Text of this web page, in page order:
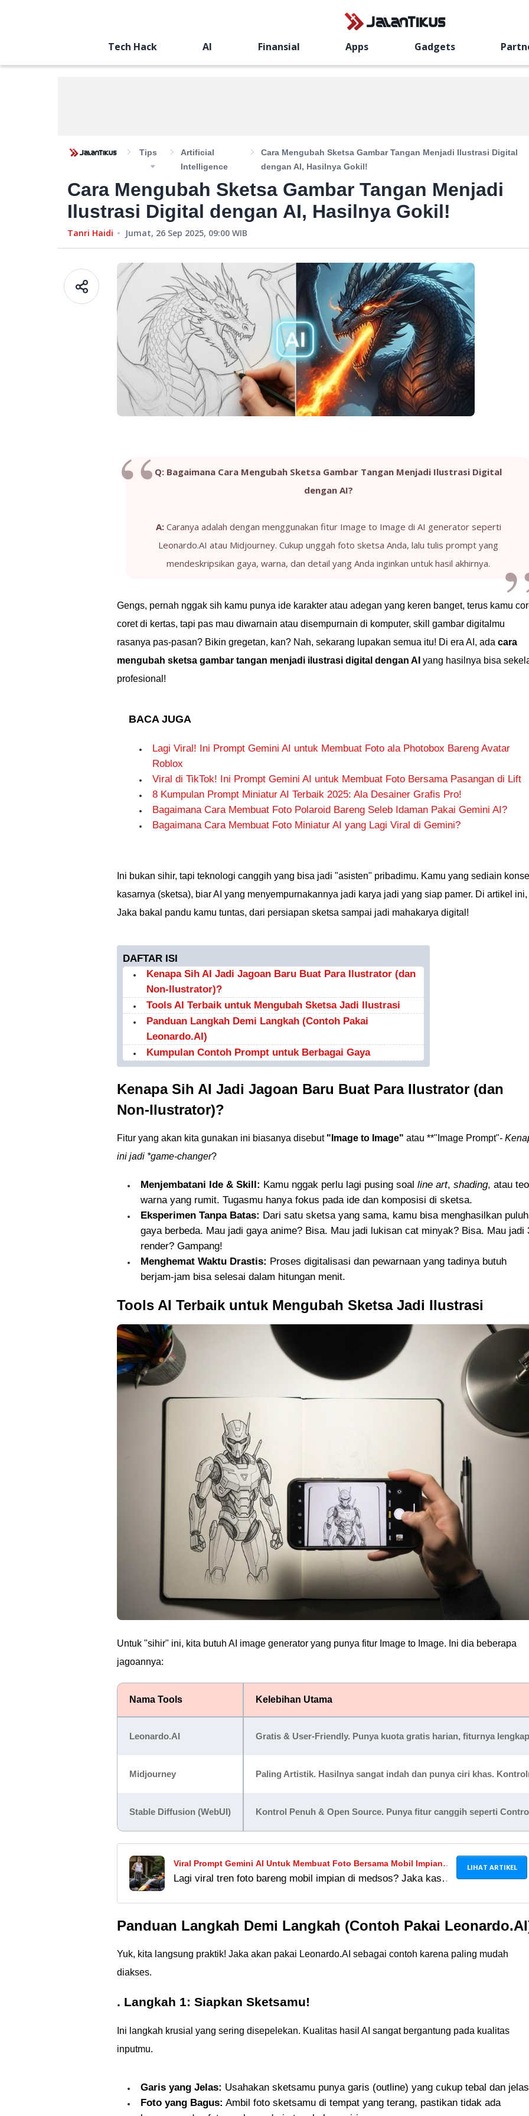
Tech Hack AI Finansial Apps Gadgets
Tips
Artificial
Intelligence
Cara Mengubah Sketsa Gambar Tangan Menjadi Ilustrasi Digital
dengan AI, Hasilnya Gokil!
Cara Mengubah Sketsa Gambar Tangan Menjadi
Ilustrasi Digital dengan AI, Hasilnya Gokil!
Tanri Haidi Jumat, 26 Sep 2025, 09:00 WIB
Q: Bagaimana Cara Mengubah Sketsa Gambar Tangan Menjadi Ilustrasi Digital
dengan AI?
A:Caranya adalah dengan menggunakan fitur Image to Image di AI generator seperti
Leonardo.AI atau Midjourney. Cukup unggah foto sketsa Anda, lalu tulis prompt yang
mendeskripsikan gaya, warna, dan detail yang Anda inginkan untuk hasil akhirnya.
Gengs, pernah nggak sih kamu punya ide karakter atau adegan yang keren banget, terus kamu
coret di kertas, tapi pas mau diwarnain atau disempurnain di komputer, skill gambar digitalmu
rasanya pas-pasan? Bikin gregetan, kan? Nah, sekarang lupakan semua itu! Di era AI, ada cara
mengubah sketsa gambar tangan menjadi ilustrasi digital dengan AI yang hasilnya bisa
profesional!
BACA JUGA
Lagi Viral! Ini Prompt Gemini AI untuk Membuat Foto ala Photobox Bareng Avatar
Roblox
Viral di TikTok! Ini Prompt Gemini AI untuk Membuat Foto Bersama Pasangan di Lift
8 Kumpulan Prompt Miniatur AI Terbaik 2025: Ala Desainer Grafis Pro!
Bagaimana Cara Membuat Foto Polaroid Bareng Seleb Idaman Pakai Gemini AI?
Bagaimana Cara Membuat Foto Miniatur AI yang Lagi Viral di Gemini?
Ini bukan sihir, tapi teknologi canggih yang bisa jadi "asisten" pribadimu. Kamu yang sediain
kasarnya (sketsa), biar AI yang menyempurnakannya jadi karya jadi yang siap pamer. Di artikel ini,
Jaka bakal pandu kamu tuntas, dari persiapan sketsa sampai jadi mahakarya digital!
DAFTAR ISI
Kenapa Sih AI Jadi Jagoan Baru Buat Para Ilustrator (dan
Non-Ilustrator)?
Tools AI Terbaik untuk Mengubah Sketsa Jadi Ilustrasi
Panduan Langkah Demi Langkah (Contoh Pakai
Leonardo.AI)
Kumpulan Contoh Prompt untuk Berbagai Gaya
Kenapa Sih AI Jadi Jagoan Baru Buat Para Ilustrator (dan
Non-Ilustrator)?
Fitur yang akan kita gunakan ini biasanya disebut "Image to Image" atau **"Image Prompt"-
ini jadi *game-changer?
Menjembatani Ide & Skill: Kamu nggak perlu lagi pusing soal line art, shading, atau
warna yang rumit. Tugasmu hanya fokus pada ide dan komposisi di sketsa.
Eksperimen Tanpa Batas: Dari satu sketsa yang sama, kamu bisa menghasilkan
gaya berbeda. Mau jadi gaya anime? Bisa. Mau jadi lukisan cat minyak? Bisa. Mau jadi
render? Gampang!
Menghemat Waktu Drastis: Proses digitalisasi dan pewarnaan yang tadinya butuh
berjam-jam bisa selesai dalam hitungan menit.
Tools AI Terbaik untuk Mengubah Sketsa Jadi Ilustrasi
Untuk "sihir" ini, kita butuh AI image generator yang punya fitur Image to Image. Ini dia beberapa
jagoannya:
Nama Tools Kelebihan Utama
Leonardo.AI Gratis & User-Friendly. Punya kuota gratis harian, fiturnya
Midjourney Paling Artistik. Hasilnya sangat indah dan punya ciri khas.
Stable Diffusion (WebUI) Kontrol Penuh & Open Source. Punya fitur canggih seperti
Viral Prompt Gemini AI Untuk Membuat Foto Bersama Mobil Impian,
Hasilnya Dijamin Realistis!
Lagi viral tren foto bareng mobil impian di medsos? Jaka kasih
LIHAT ARTIKEL
Panduan Langkah Demi Langkah (Contoh Pakai
Yuk, kita langsung praktik! Jaka akan pakai Leonardo.AI sebagai contoh karena paling mudah
diakses.
. Langkah 1: Siapkan Sketsamu!
Ini langkah krusial yang sering disepelekan. Kualitas hasil AI sangat bergantung pada kualitas
inputmu.
Garis yang Jelas: Usahakan sketsamu punya garis (outline) yang cukup tebal dan
Foto yang Bagus: Ambil foto sketsamu di tempat yang terang, pastikan tidak ada